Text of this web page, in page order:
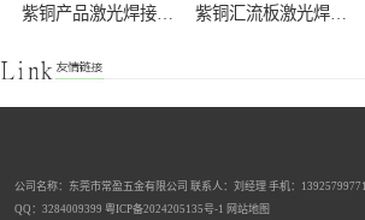
紫铜产品激光焊接加工 紫铜汇流板激光焊接加工
不锈钢窗花灯饰手持式激光焊接机 激光切割机
公司名称：东莞市常盈五金有限公司 联系人：刘经理 手机：13925799771
QQ：3284009399 粤ICP备2024205135号-1 网站地图